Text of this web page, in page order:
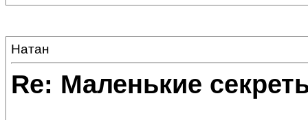
Натан
Re: Маленькие